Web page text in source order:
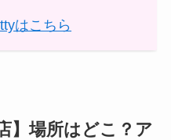
はこちら
】場所はどこ？ア